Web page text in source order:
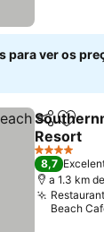
para ver os
Partilhar
Resort
Ver preços
4 Estrelas
8,7
a 1.3 km
Beach